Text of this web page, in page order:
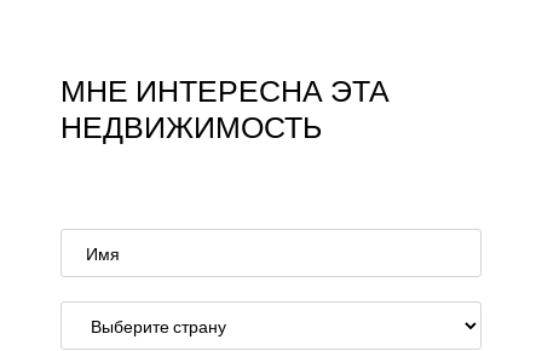
МНЕ ИНТЕРЕСНА ЭТА
НЕДВИЖИМОСТЬ